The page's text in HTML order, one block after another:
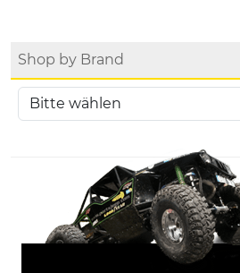
Shop by Brand